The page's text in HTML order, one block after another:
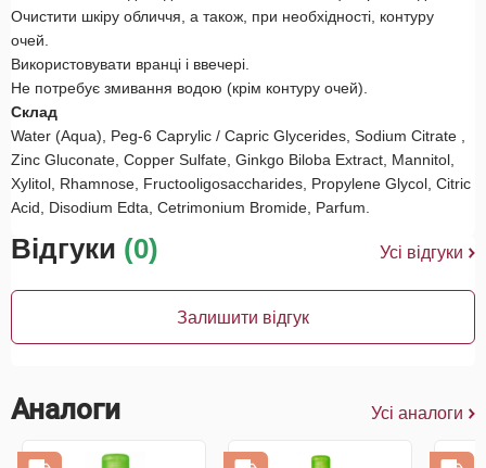
Очистити шкіру обличчя, а також, при необхідності, контуру
очей.
Використовувати вранці і ввечері.
Не потребує змивання водою (крім контуру очей).
Склад
Water (Aqua), Peg-6 Caprylic / Capric Glycerides, Sodium Citrate ,
Zinc Gluconate, Copper Sulfate, Ginkgo Biloba Extract, Mannitol,
Xylitol, Rhamnose, Fructooligosaccharides, Propylene Glycol, Citric
Acid, Disodium Edta, Cetrimonium Bromide, Parfum.
Відгуки (0) Усі відгуки
Залишити відгук
Аналоги Усі аналоги